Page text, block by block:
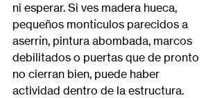
ni esperar. Si ves madera hueca,
pequeños montículos parecidos a
aserrín, pintura abombada, marcos
debilitados o puertas que de pronto
no cierran bien, puede haber
actividad dentro de la estructura.